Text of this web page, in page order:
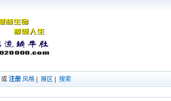
或注册 风格 |展区 |搜索